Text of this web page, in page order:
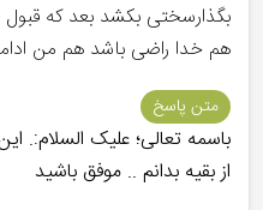
بگذارسختی بکشد بعد که
هم خدا راضی باشد هم من
متن پاسخ
باسمه تعالی؛ علیک السلام:.
از بقیه بدانم .. موفق باشید